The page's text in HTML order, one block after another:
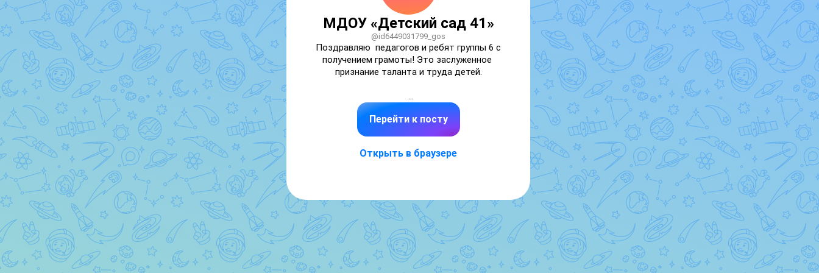
МДОУ «Детский сад 41»
@id6449031799_gos
Поздравляю  педагогов и ребят группы 6 с
получением грамоты! Это заслуженное
признание таланта и труда детей.
Получение грамоты за выступление в
вокальном конкурсе — значимое
подтверждает уровень исполнительского
становится первой ступенькой в творческой
биографии;
мотивирует к дальнейшему развитию
вокальных навыков. Ещё раз — искренние
поздравления! Пусть эта грамота станет
первой, но не последней в череде
Перейти к посту
Открыть в браузере